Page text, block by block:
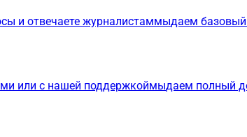
и отвечаете журналистаммыдаем
или с нашей поддержкоймыдаем полный